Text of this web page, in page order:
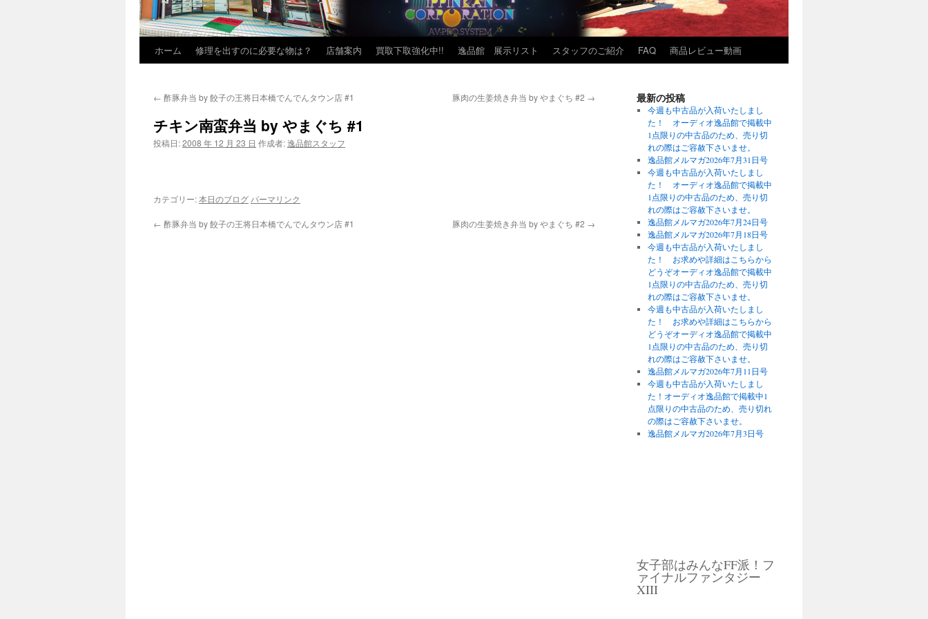
ホーム 修理を出すのに必要な物は？ 店舗案内 買取下取強化中!! 逸品館 展示リスト スタッフのご紹介 FAQ 商品レビュー動画
← 酢豚弁当 by 餃子の王将日本橋でんでんタウン店 #1 豚肉の生姜焼き弁当 by やまぐち #2 →
チキン南蛮弁当 by やまぐち #1
投稿日:2008 年 12 月 23 日 作成者:逸品館スタッフ
カテゴリー:本日のブログ パーマリンク
← 酢豚弁当 by 餃子の王将日本橋でんでんタウン店 #1 豚肉の生姜焼き弁当 by やまぐち #2 →
最新の投稿
今週も中古品が入荷いたしまし
た！ オーディオ逸品館で掲載中
1点限りの中古品のため、売り切
れの際はご容赦下さいませ。
逸品館メルマガ2026年7月31日号
今週も中古品が入荷いたしまし
た！ オーディオ逸品館で掲載中
1点限りの中古品のため、売り切
れの際はご容赦下さいませ。
逸品館メルマガ2026年7月24日号
逸品館メルマガ2026年7月18日号
今週も中古品が入荷いたしまし
た！ お求めや詳細はこちらから
どうぞオーディオ逸品館で掲載中
1点限りの中古品のため、売り切
れの際はご容赦下さいませ。
今週も中古品が入荷いたしまし
た！ お求めや詳細はこちらから
どうぞオーディオ逸品館で掲載中
1点限りの中古品のため、売り切
れの際はご容赦下さいませ。
逸品館メルマガ2026年7月11日号
今週も中古品が入荷いたしまし
た！オーディオ逸品館で掲載中1
点限りの中古品のため、売り切れ
の際はご容赦下さいませ。
逸品館メルマガ2026年7月3日号
女子部はみんなFF派！フ
ァイナルファンタジー
XIII